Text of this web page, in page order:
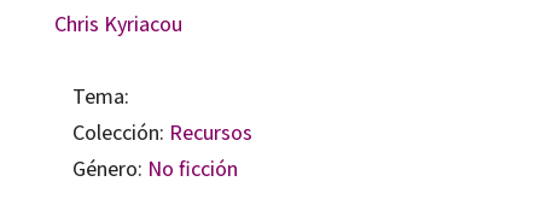
Chris Kyriacou
Tema:
Colección: Recursos
Género: No ficción